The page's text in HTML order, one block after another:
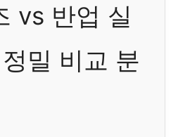
vs 반업 실
밀 비교 분